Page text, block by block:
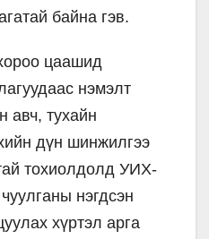
байна гэв.
цаашид
нэмэлт
авч, тухайн
дүн шинжилгээ
тохиолдолд УИХ-
нэгдсэн
хүртэл арга